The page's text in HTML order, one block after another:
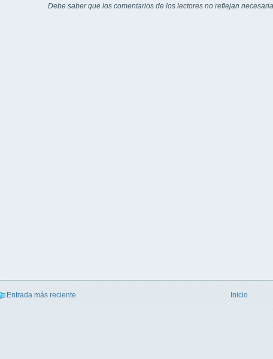
Debe saber que los comentarios de los lectores no reflejan
Entrada más reciente Inicio